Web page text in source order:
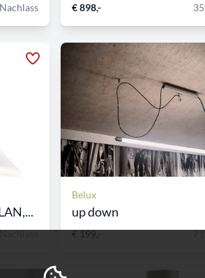
€ 898,-
Belux
up down
€ 199,-